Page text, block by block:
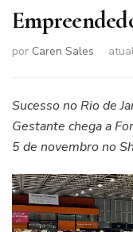
por Caren Sales
Sucesso no Rio de
Gestante chega a
5 de novembro no